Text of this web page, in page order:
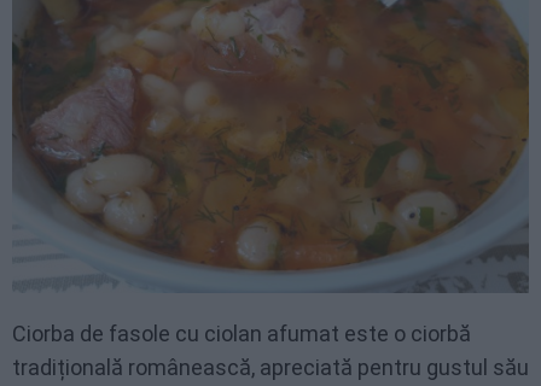
Ciorba de fasole cu ciolan afumat este o ciorbă
tradițională românească, apreciată pentru gustul său